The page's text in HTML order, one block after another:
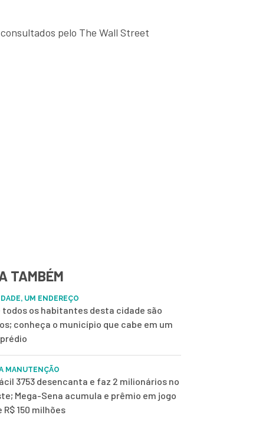
pelo The Wall Street
TAMBÉM
UM ENDEREÇO
todos os habitantes desta cidade são
conheça o município que cabe em um
MANUTENÇÃO
3753 desencanta e faz 2 milionários no
Mega-Sena acumula e prêmio em jogo
R$ 150 milhões